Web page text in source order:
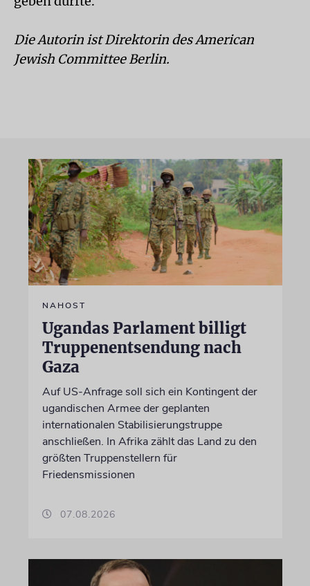
Die Autorin ist Direktorin des American
Jewish Committee Berlin.
NAHOST
Ugandas Parlament billigt
Truppenentsendung nach
Gaza
Auf US-Anfrage soll sich ein Kontingent der
ugandischen Armee der geplanten
internationalen Stabilisierungstruppe
anschließen. In Afrika zählt das Land zu den
größten Truppenstellern für
Friedensmissionen
07.08.2026